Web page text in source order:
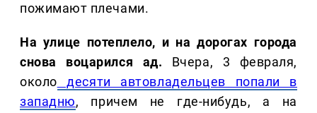
пожимают плечами.
На улице потеплело, и на дорогах города
снова воцарился ад. Вчера, 3 февраля,
около десяти автовладельцев попали в
западню, причем не где-нибудь, а на